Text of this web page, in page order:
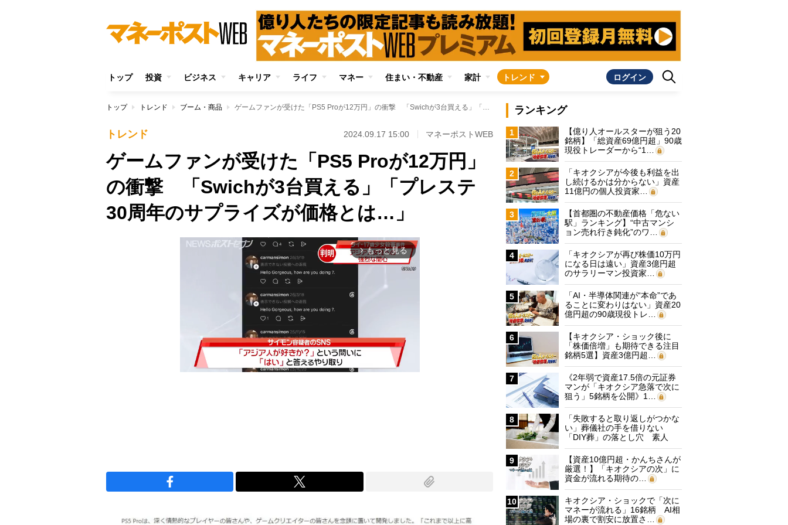
トップ 投資 ビジネス キャリア ライフ マネー 住まい・不動産 家計 トレンド ログイン
トップ トレンド ブーム・商品 ゲームファンが受けた「PS5 Proが12万円」の衝撃 「Swichが3台買える」「プレステ30周年のサプライズが価格とは…」
トレンド 2024.09.17 15:00 マネーポストWEB
ゲームファンが受けた「PS5 Proが12万円」
の衝撃 「Swichが3台買える」「プレステ
30周年のサプライズが価格とは…」
arrow_forward_ios もっと見る
ランキング
1
【億り人オールスターが狙う20
銘柄】「総資産69億円超」90歳
現役トレーダーから“1…
2
「キオクシアが今後も利益を出
し続けるかは分からない」資産
11億円の個人投資家…
3
【首都圏の不動産価格「危ない
駅」ランキング】“中古マンシ
ョン売れ行き鈍化”のワ…
4
「キオクシアが再び株価10万円
になる日は遠い」資産3億円超
のサラリーマン投資家…
5
「AI・半導体関連が“本命”であ
ることに変わりはない」資産20
億円超の90歳現役トレ…
6
【キオクシア・ショック後に
「株価倍増」も期待できる注目
銘柄5選】資産3億円超…
7
《2年弱で資産17.5倍の元証券
マンが「キオクシア急落で次に
狙う」5銘柄を公開》1…
8
「失敗すると取り返しがつかな
い」葬儀社の手を借りない
「DIY葬」の落とし穴 素人
に…
9
【資産10億円超・かんちさんが
厳選！】「キオクシアの次」に
資金が流れる期待の…
10
キオクシア・ショックで「次に
マネーが流れる」16銘柄 AI相
場の裏で割安に放置さ…